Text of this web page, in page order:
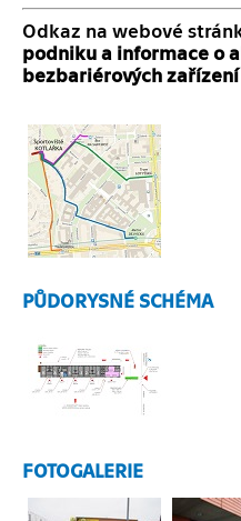
Odkaz na webové
podniku a informace o
bezbariérových zařízení
PŮDORYSNÉ SCHÉMA
FOTOGALERIE